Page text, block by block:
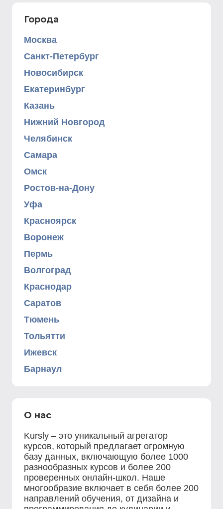
Города
Москва
Санкт-Петербург
Новосибирск
Екатеринбург
Казань
Нижний Новгород
Челябинск
Самара
Омск
Ростов-на-Дону
Уфа
Красноярск
Воронеж
Пермь
Волгоград
Краснодар
Саратов
Тюмень
Тольятти
Ижевск
Барнаул
О нас
Kursly – это уникальный агрегатор
курсов, который предлагает огромную
базу данных, включающую более 1000
разнообразных курсов и более 200
проверенных онлайн-школ. Наше
многообразие включает в себя более 200
направлений обучения, от дизайна и